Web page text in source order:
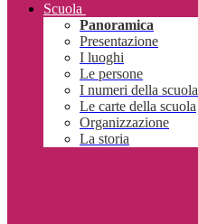
Scuola
Panoramica
Presentazione
I luoghi
Le persone
I numeri della scuola
Le carte della scuola
Organizzazione
La storia